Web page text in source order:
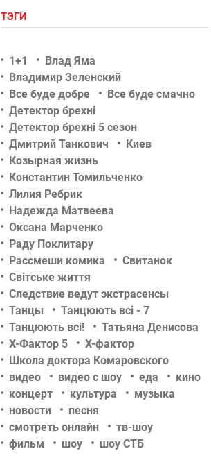
ТЭГИ
1+1
Влад Яма
Владимир Зеленский
Все буде добре
Все буде смачно
Детектор брехні
Детектор брехні 5 сезон
Дмитрий Танкович
Киев
Козырная жизнь
Константин Томильченко
Лилия Ребрик
Надежда Матвеева
Оксана Марченко
Раду Поклитару
Рассмеши комика
Свитанок
Світське життя
Следствие ведут экстрасенсы
Танцы
Танцюють всі - 7
Танцюють всі!
Татьяна Денисова
Х-Фактор 5
Х-фактор
Школа доктора Комаровского
видео
видео с шоу еда
кино
концерт
культура
музыка
новости
песня
смотреть онлайн
тв-шоу
фильм
шоу шоу СТБ